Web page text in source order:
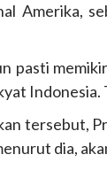
Amerika,
pasti
tersebut,
dia,